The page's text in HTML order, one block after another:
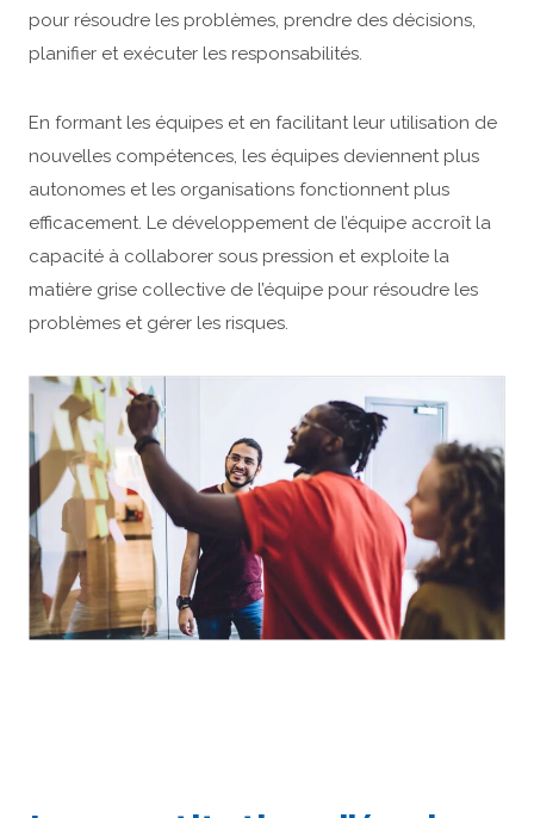
pour résoudre les problèmes, prendre des décisions,
planifier et exécuter les responsabilités.
En formant les équipes et en facilitant leur utilisation de
nouvelles compétences, les équipes deviennent plus
autonomes et les organisations fonctionnent plus
efficacement. Le développement de l’équipe accroît la
capacité à collaborer sous pression et exploite la
matière grise collective de l’équipe pour résoudre les
problèmes et gérer les risques.